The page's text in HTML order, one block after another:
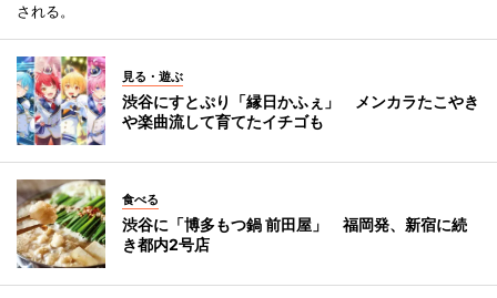
される。
見る・遊ぶ
渋谷にすとぷり「縁日かふぇ」 メンカラたこやき
や楽曲流して育てたイチゴも
食べる
渋谷に「博多もつ鍋 前田屋」 福岡発、新宿に続
き都内2号店